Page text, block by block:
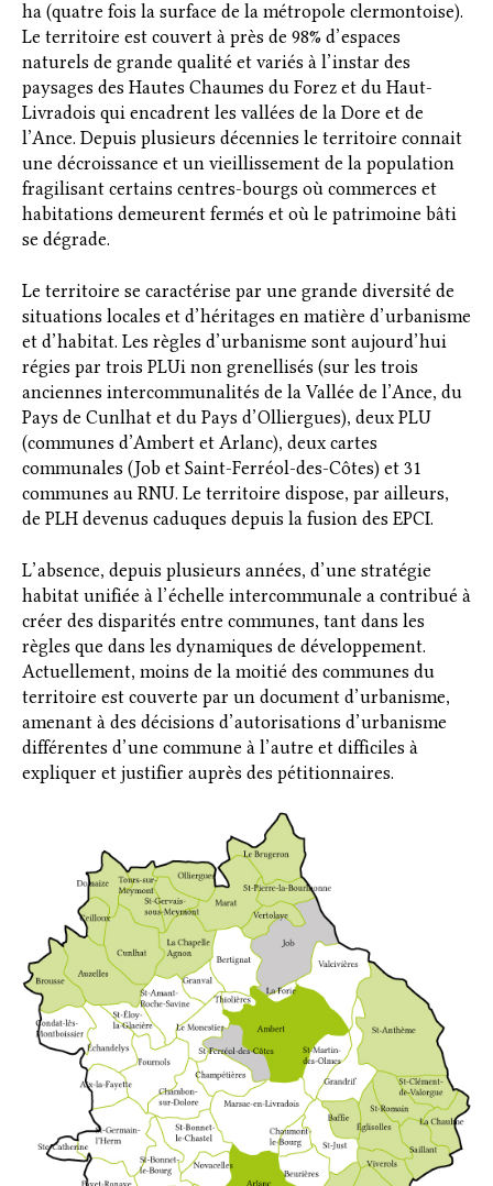
ha (quatre fois la surface de la métropole clermontoise).
Le territoire est couvert à près de 98% d’espaces
naturels de grande qualité et variés à l’instar des
paysages des Hautes Chaumes du Forez et du Haut-
Livradois qui encadrent les vallées de la Dore et de
l’Ance. Depuis plusieurs décennies le territoire connait
une décroissance et un vieillissement de la population
fragilisant certains centres-bourgs où commerces et
habitations demeurent fermés et où le patrimoine bâti
se dégrade.
Le territoire se caractérise par une grande diversité de
situations locales et d’héritages en matière d’urbanisme
et d’habitat. Les règles d’urbanisme sont aujourd’hui
régies par trois PLUi non grenellisés (sur les trois
anciennes intercommunalités de la Vallée de l’Ance, du
Pays de Cunlhat et du Pays d’Olliergues), deux PLU
(communes d’Ambert et Arlanc), deux cartes
communales (Job et Saint-Ferréol-des-Côtes) et 31
communes au RNU. Le territoire dispose, par ailleurs,
de PLH devenus caduques depuis la fusion des EPCI.
L’absence, depuis plusieurs années, d’une stratégie
habitat unifiée à l’échelle intercommunale a contribué à
créer des disparités entre communes, tant dans les
règles que dans les dynamiques de développement.
Actuellement, moins de la moitié des communes du
territoire est couverte par un document d’urbanisme,
amenant à des décisions d’autorisations d’urbanisme
différentes d’une commune à l’autre et difficiles à
expliquer et justifier auprès des pétitionnaires.